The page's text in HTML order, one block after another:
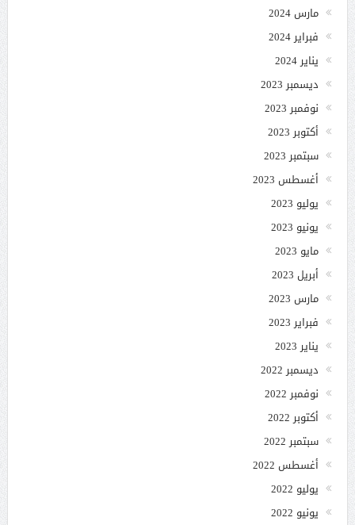
مارس 2024
فبراير 2024
يناير 2024
ديسمبر 2023
نوفمبر 2023
أكتوبر 2023
سبتمبر 2023
أغسطس 2023
يوليو 2023
يونيو 2023
مايو 2023
أبريل 2023
مارس 2023
فبراير 2023
يناير 2023
ديسمبر 2022
نوفمبر 2022
أكتوبر 2022
سبتمبر 2022
أغسطس 2022
يوليو 2022
يونيو 2022